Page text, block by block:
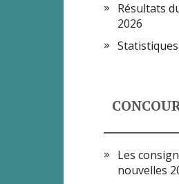
Résultats
2026
Les
nouvelles